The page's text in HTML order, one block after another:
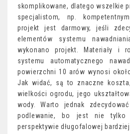
skomplikowane, dlatego wszelkie
specjalistom, np.
projekt jest darmowy, jeśli
elementów systemu
wykonano projekt. Materiały i
systemu automatycznego
powierzchni 10 arów wynosi
Jak widać, są to znaczne
wielkości ogrodu, jego
wody. Warto jednak
podlewanie, bo jest nie
perspektywie długofalowej